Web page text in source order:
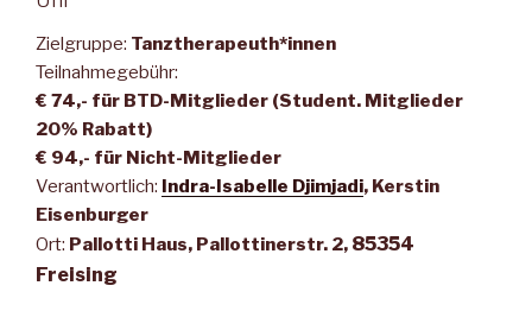
Zielgruppe: Tanztherapeuth*innen
Teilnahmegebühr:
€ 74,- für BTD-Mitglieder (Student. Mitglieder
20% Rabatt)
€ 94,- für Nicht-Mitglieder
Verantwortlich: Indra-Isabelle Djimjadi, Kerstin
Eisenburger
Ort: Pallotti Haus, Pallottinerstr. 2, 85354
Freising